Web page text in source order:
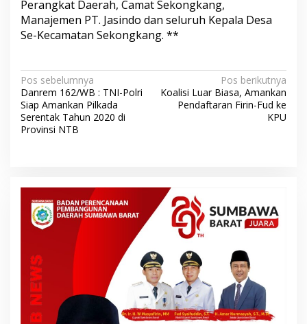
Perangkat Daerah, Camat Sekongkang,
Manajemen PT. Jasindo dan seluruh Kepala Desa
Se-Kecamatan Sekongkang. **
N
a
v
i
o
Pos sebelumnya
Danrem 162/WB : TNI-Polri
Siap Amankan Pilkada
Serentak Tahun 2020 di
Provinsi NTB
Pos berikutnya
Koalisi Luar Biasa, Amankan
Pendaftaran Firin-Fud ke
KPU